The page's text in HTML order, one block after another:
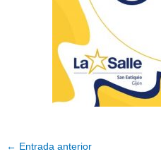
← Entrada anterior